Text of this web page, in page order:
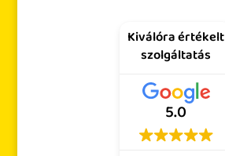
Kiválóra értékelt
szolgáltatás
5.0